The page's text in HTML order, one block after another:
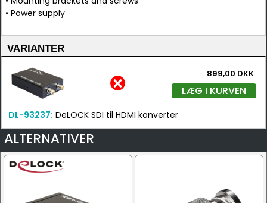
• Power supply
VARIANTER
899,00 DKK
LÆG I KURVEN
DL-93237: DeLOCK SDI til HDMI konverter
ALTERNATIVER